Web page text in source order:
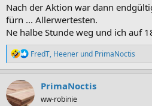
Nach der Aktion war dann
fürn ... Allerwertesten.
Ne halbe Stunde weg und ich auf
R
e
a
t
i
FredT, Heener und PrimaNoctis
PrimaNoctis
ww-robinie